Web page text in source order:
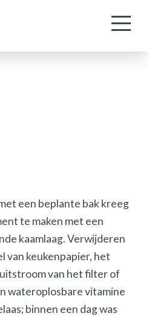
een beplante bak kreeg
te maken met een
kaamlaag. Verwijderen
van keukenpapier, het
van het filter of
wateroplosbare vitamine
binnen een dag was